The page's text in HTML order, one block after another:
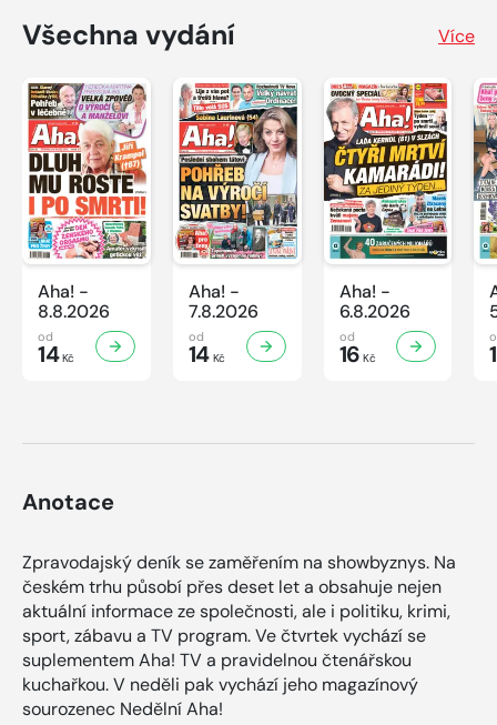
Všechna vydání Více
Aha! -
8.8.2026
od
14Kč
Aha! -
7.8.2026
od
14Kč
Aha! -
6.8.2026
od
16 Kč
Anotace
Zpravodajský deník se zaměřením na showbyznys. Na
českém trhu působí přes deset let a obsahuje nejen
aktuální informace ze společnosti, ale i politiku, krimi,
sport, zábavu a TV program. Ve čtvrtek vychází se
suplementem Aha! TV a pravidelnou čtenářskou
kuchařkou. V neděli pak vychází jeho magazínový
sourozenec Nedělní Aha!